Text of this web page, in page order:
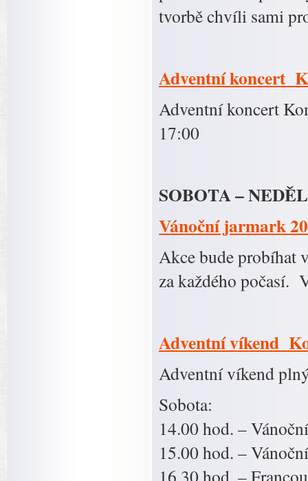
tvorbě chvíli sami
Adventní koncert
Adventní koncert
17:00
SOBOTA –
Vánoční jarmark
Akce bude probíhat
za každého počasí.
Adventní víkend
Adventní víkend
Sobota:
14.00 hod. –
15.00 hod. –
16.30 hod. –